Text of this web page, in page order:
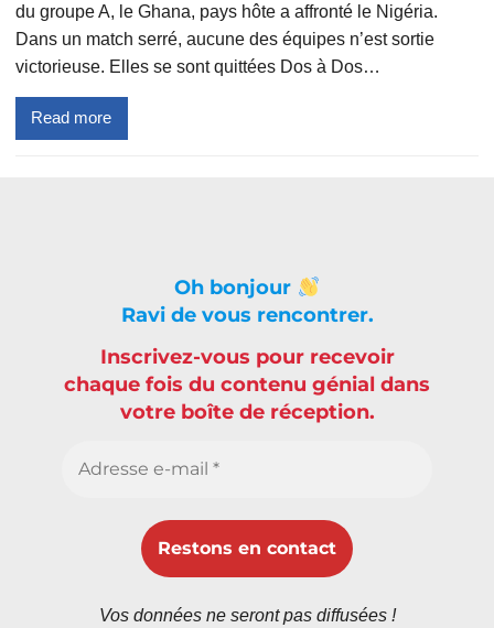
du groupe A, le Ghana, pays hôte a affronté le Nigéria.
Dans un match serré, aucune des équipes n’est sortie
victorieuse. Elles se sont quittées Dos à Dos…
Read more
Oh bonjour
Ravi de vous rencontrer.
Inscrivez-vous pour recevoir
chaque fois du contenu génial dans
votre boîte de réception.
Vos données ne seront pas diffusées !